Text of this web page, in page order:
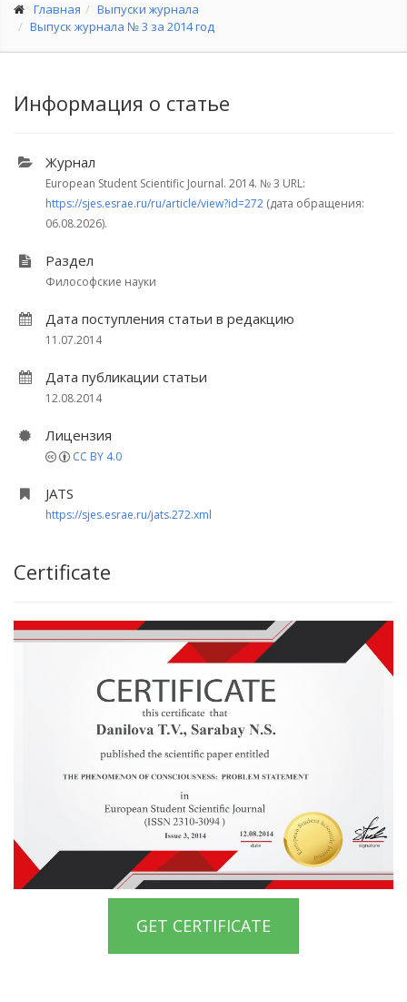
Главная
Выпуски журнала
Выпуск журнала № 3 за 2014 год
Информация о статье
Журнал
European Student Scientific Journal. 2014. № 3 URL:
https://sjes.esrae.ru/ru/article/view?id=272 (дата обращения:
06.08.2026).
Раздел
Философские науки
Дата поступления статьи в редакцию
11.07.2014
Дата публикации статьи
12.08.2014
Лицензия
CC BY 4.0
JATS
https://sjes.esrae.ru/jats.272.xml
Certificate
GET CERTIFICATE